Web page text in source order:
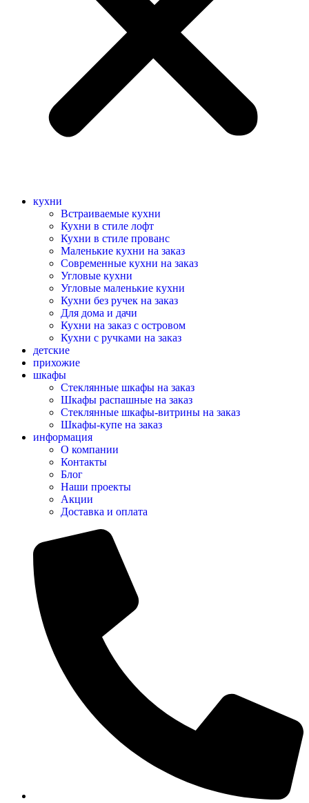
кухни
Встраиваемые кухни
Кухни в стиле лофт
Кухни в стиле прованс
Маленькие кухни на заказ
Современные кухни на заказ
Угловые кухни
Угловые маленькие кухни
Кухни без ручек на заказ
Для дома и дачи
Кухни на заказ с островом
Кухни с ручками на заказ
детские
прихожие
шкафы
Стеклянные шкафы на заказ
Шкафы распашные на заказ
Стеклянные шкафы-витрины на заказ
Шкафы-купе на заказ
информация
О компании
Контакты
Блог
Наши проекты
Акции
Доставка и оплата